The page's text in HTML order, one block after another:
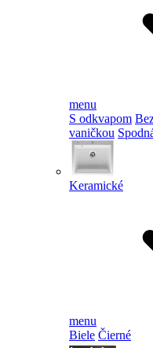
menu
S odkvapom
vaničkou
Keramické
menu
Biele Čierné